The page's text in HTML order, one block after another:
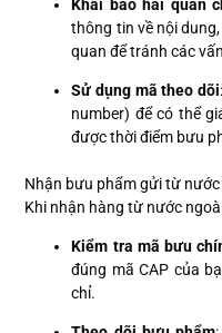
Khai báo hải quan
thông tin về nội
quan để tránh các
Sử dụng mã theo dõi
number) để có thể
được thời điểm bưu
Nhận bưu phẩm gửi từ nước
Khi nhận hàng từ nước
Kiểm tra mã bưu
đúng mã CAP của
chỉ.